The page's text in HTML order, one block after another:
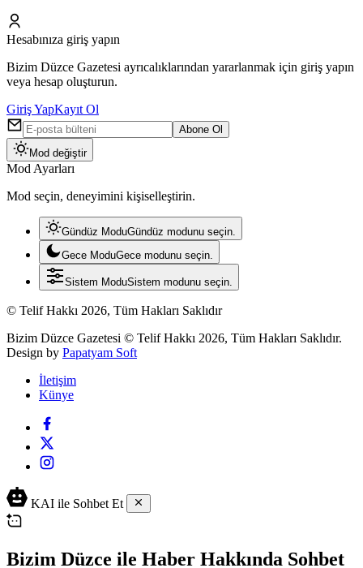
Hesabınıza giriş yapın
Bizim Düzce Gazetesi ayrıcalıklarından yararlanmak için giriş yapın
veya hesap oluşturun.
Giriş YapKayıt Ol
Abone Ol
Mod değiştir
Mod Ayarları
Mod seçin, deneyimini kişiselleştirin.
Gündüz ModuGündüz modunu seçin.
Gece ModuGece modunu seçin.
Sistem ModuSistem modunu seçin.
© Telif Hakkı 2026, Tüm Hakları Saklıdır
Bizim Düzce Gazetesi © Telif Hakkı 2026, Tüm Hakları Saklıdır.
Design by Papatyam Soft
İletişim
Künye
KAI ile Sohbet Et
Bizim Düzce ile Haber Hakkında Sohbet